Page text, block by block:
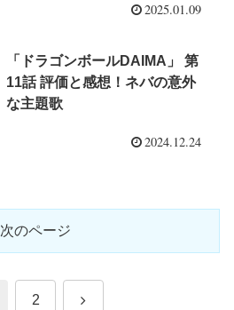
2025.01.09
「ドラゴンボールDAIMA」 第
11話 評価と感想！ネバの意外
な主題歌
2024.12.24
次のページ
2 次